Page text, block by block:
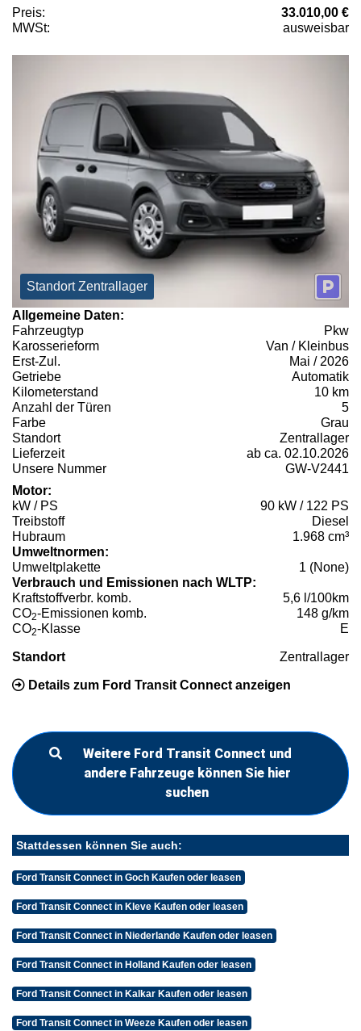
Preis:
33.010,00 €
MWSt:
ausweisbar
Standort Zentrallager
Allgemeine Daten:
Fahrzeugtyp
Pkw
Karosserieform
Van / Kleinbus
Erst-Zul.
Mai / 2026
Getriebe
Automatik
Kilometerstand
10 km
Anzahl der Türen
5
Farbe
Grau
Standort
Zentrallager
Lieferzeit
ab ca. 02.10.2026
Unsere Nummer
GW-V2441
Motor:
kW / PS
90 kW / 122 PS
Treibstoff
Diesel
Hubraum
1.968 cm³
Umweltnormen:
Umweltplakette
1 (None)
Verbrauch und Emissionen nach WLTP:
Kraftstoffverbr. komb.
5,6 l/100km
CO2-Emissionen komb.
148 g/km
CO2-Klasse E
Standort Zentrallager
Details zum Ford Transit Connect anzeigen
Weitere Ford Transit Connect und
andere Fahrzeuge können Sie hier
suchen
Stattdessen können Sie auch:
Ford Transit Connect in Goch Kaufen oder leasen
Ford Transit Connect in Kleve Kaufen oder leasen
Ford Transit Connect in Niederlande Kaufen oder leasen
Ford Transit Connect in Holland Kaufen oder leasen
Ford Transit Connect in Kalkar Kaufen oder leasen
Ford Transit Connect in Weeze Kaufen oder leasen